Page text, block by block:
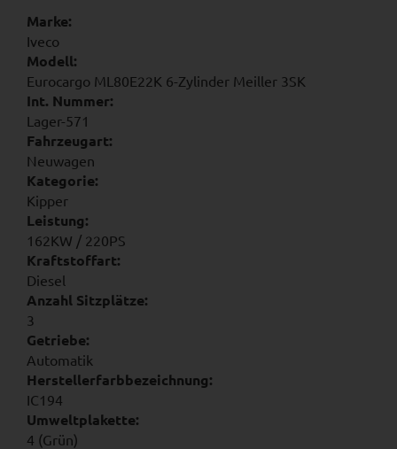
Marke:
Iveco
Modell:
Eurocargo ML80E22K 6-Zylinder Meiller 3SK
Int. Nummer:
Lager-571
Fahrzeugart:
Neuwagen
Kategorie:
Kipper
Leistung:
162KW / 220PS
Kraftstoffart:
Diesel
Anzahl Sitzplätze:
3
Getriebe:
Automatik
Herstellerfarbbezeichnung:
IC194
Umweltplakette:
4 (Grün)